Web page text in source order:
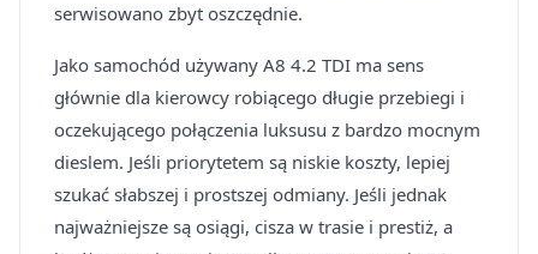
serwisowano zbyt oszczędnie.
Jako samochód używany A8 4.2 TDI ma sens
głównie dla kierowcy robiącego długie przebiegi i
oczekującego połączenia luksusu z bardzo mocnym
dieslem. Jeśli priorytetem są niskie koszty, lepiej
szukać słabszej i prostszej odmiany. Jeśli jednak
najważniejsze są osiągi, cisza w trasie i prestiż, a